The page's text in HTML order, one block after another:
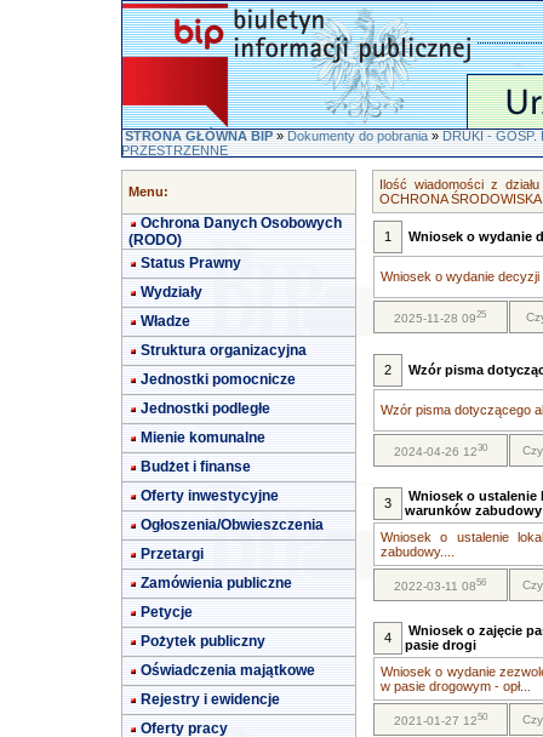
STRONA GŁÓWNA BIP»Dokumenty do pobrania»DRUKI - GOSP.
PRZESTRZENNE
Menu:
Ochrona Danych Osobowych
(RODO)
Status Prawny
Wydziały
Władze
Struktura organizacyjna
Jednostki pomocnicze
Jednostki podległe
Mienie komunalne
Budżet i finanse
Oferty inwestycyjne
Ogłoszenia/Obwieszczenia
Przetargi
Zamówienia publiczne
Petycje
Pożytek publiczny
Oświadczenia majątkowe
Rejestry i ewidencje
Oferty pracy
Ilość wiadomości z
OCHRONA
1 Wniosek o wydanie
Wniosek o wydanie
2025-11-28 0925
2 Wzór pisma
Wzór pisma dotyczącego
2024-04-26 1230
3
Wniosek o
warunków zabudowy
Wniosek o ustalenie
zabudowy....
2022-03-11 0856
4
Wniosek o zajęcie
pasie drogi
Wniosek o wydanie
w pasie drogowym - opł...
2021-01-27 1250